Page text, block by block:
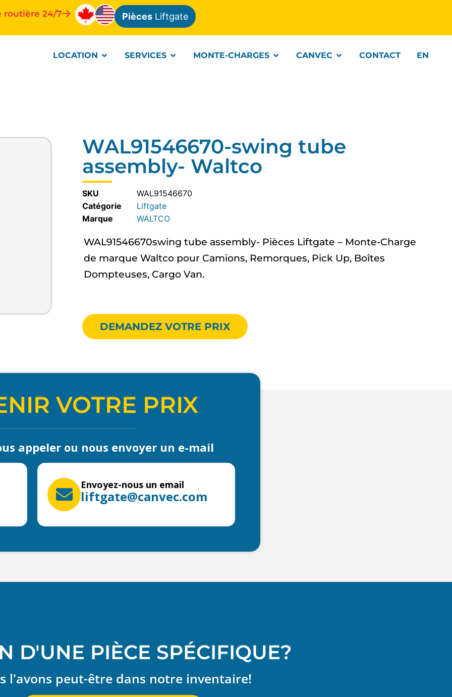
routière 24/7 Pièces Liftgate
LOCATION SERVICES MONTE-CHARGES CANVEC CONTACT EN
WAL91546670-swing tube
assembly- Waltco
SKU
WAL91546670
Catégorie
Liftgate
WALTCO
WAL91546670swing tube assembly- Pièces Liftgate – Monte-Charge
de marque Waltco pour Camions, Remorques, Pick Up, Boîtes
Dompteuses, Cargo Van.
DEMANDEZ VOTRE PRIX
VOTRE PRIX
appeler ou nous envoyer un e-mail
Envoyez-nous un email
liftgate@canvec.com
D'UNE PIÈCE SPÉCIFIQUE?
l'avons peut-être dans notre inventaire!